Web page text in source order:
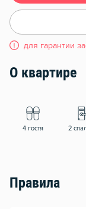
для гарантии
О квартире
4 гостя 2
Правила